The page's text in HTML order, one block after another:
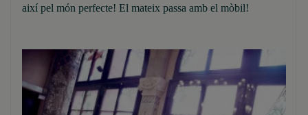
així pel món perfecte! El mateix passa amb el mòbil!